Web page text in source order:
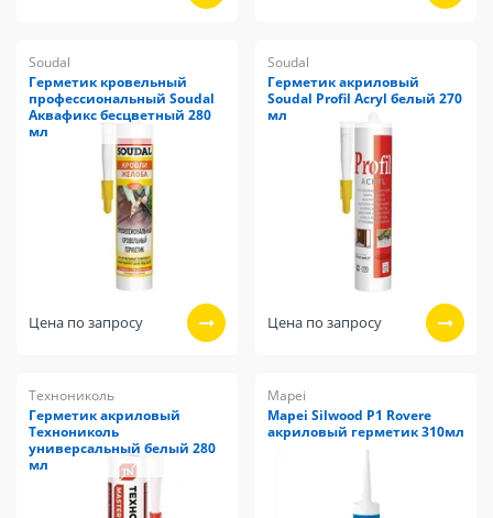
Soudal
Герметик кровельный
профессиональный Soudal
Аквафикс бесцветный 280
мл
Цена по запросу
Soudal
Герметик акриловый
Soudal Profil Acryl белый 270
мл
Цена по запросу
Технониколь
Герметик акриловый
Технониколь
универсальный белый 280
мл
Mapei
Mapei Silwood P1 Rovere
акриловый герметик 310мл